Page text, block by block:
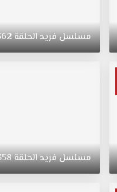
مسلسلفريدالحلقة
مسلسلفريدالحلقة